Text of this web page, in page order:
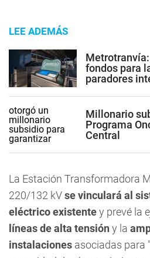
LEE ADEMÁS
fondos para
paradores
Millonario
Programa
Central
La Estación Transformadora
220/132 kVse vinculará al
eléctrico existentey prevé la
líneas de alta tensión y la
instalaciones asociadas para